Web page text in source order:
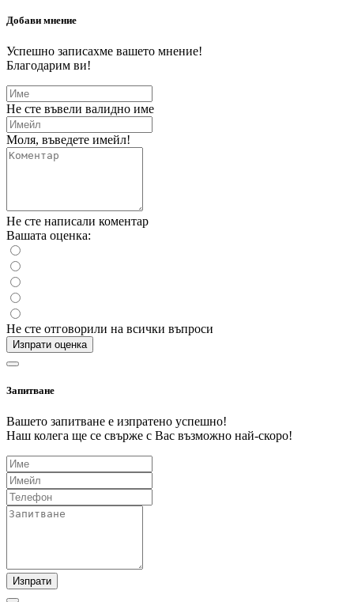
Добави мнение
Успешно записахме вашето мнение!
Благодарим ви!
Не сте въвели валидно име
Моля, въведете имейл!
Не сте написали коментар
Вашата оценка:
Не сте отговорили на всички въпроси
Изпрати оценка
Запитване
Вашето запитване е изпратено успешно!
Наш колега ще се свърже с Вас възможно най-скоро!
Изпрати